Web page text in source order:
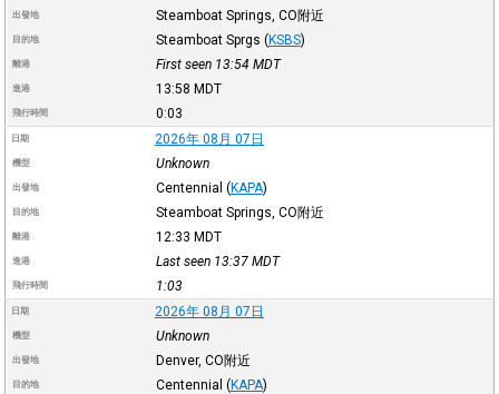
出發地 Steamboat Springs, CO附近
目的地 Steamboat Sprgs (KSBS)
離港 First seen 13:54 MDT
進港 13:58 MDT
飛行時間 0:03
日期 2026年 08月 07日
機型 Unknown
出發地 Centennial (KAPA)
目的地 Steamboat Springs, CO附近
離港 12:33 MDT
進港 Last seen 13:37 MDT
飛行時間 1:03
日期 2026年 08月 07日
機型 Unknown
出發地 Denver, CO附近
目的地 Centennial (KAPA)